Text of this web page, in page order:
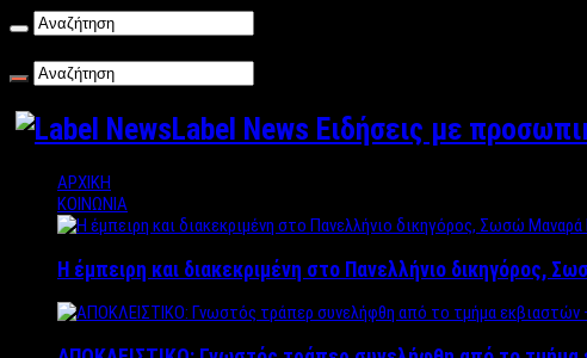
Label News Ειδήσεις με
ΑΡΧΙΚΗ
ΚΟΙΝΩΝΙΑ
Η έμπειρη και διακεκριμένη στο Πανελλήνιο δικηγόρος,